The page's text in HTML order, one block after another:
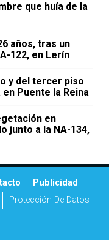
que huía de la
años, tras un
122, en Lerín
y del tercer piso
Puente la Reina
en
junto a la NA-134,
Publicidad
Protección De Datos